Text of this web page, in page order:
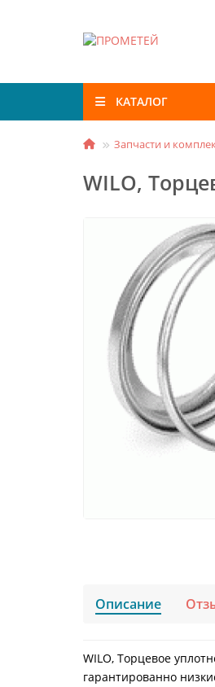
КАТАЛОГ
Запчасти и
WILO,
Описание
WILO, Торцевое
гарантированно